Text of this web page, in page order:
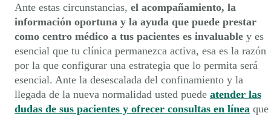
Ante estas circunstancias, el acompañamiento, la
información oportuna y la ayuda que puede prestar
como centro médico a tus pacientes es invaluable y es
esencial que tu clínica permanezca activa, esa es la razón
por la que configurar una estrategia que lo permita será
esencial. Ante la desescalada del confinamiento y la
llegada de la nueva normalidad usted puede atender las
dudas de sus pacientes y ofrecer consultas en línea que